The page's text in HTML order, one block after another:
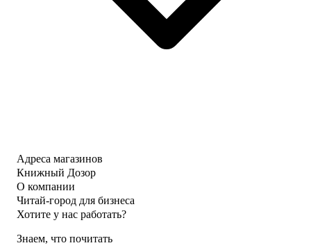
Адреса магазинов
Книжный Дозор
О компании
Читай-город для бизнеса
Хотите у нас работать?
Знаем, что почитать